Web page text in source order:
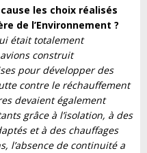
les choix réalisés
de l’Environnement ?
était totalement
construit
pour développer des
contre le réchauffement
devaient également
grâce à l’isolation, à des
et à des chauffages
l’absence de continuité a